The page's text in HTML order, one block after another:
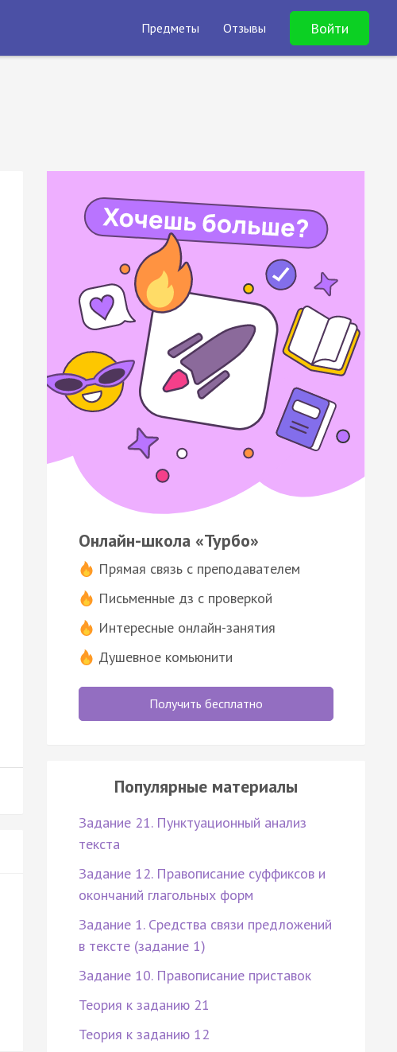
Предметы Отзывы Войти
Онлайн-школа «Турбо»
Прямая связь с преподавателем
Письменные дз с проверкой
Интересные онлайн-занятия
Душевное комьюнити
Получить бесплатно
Популярные материалы
Задание 21. Пунктуационный анализ
текста
Задание 12. Правописание суффиксов и
окончаний глагольных форм
Задание 1. Средства связи предложений
в тексте (задание 1)
Задание 10. Правописание приставок
Теория к заданию 21
Теория к заданию 12